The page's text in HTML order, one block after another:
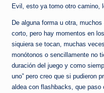
Evil, esto ya tomo otro camino,
De alguna forma u otra,
corto, pero hay momentos en
siquiera se tocan, muchas
monótonos o sencillamente no
duración del juego y como
uno” pero creo que si pudieron
aldea con flashbacks, que